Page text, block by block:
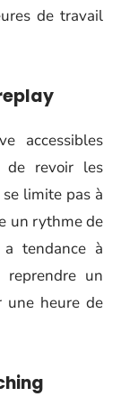
de travail
accessibles
de revoir les
limite pas à
un rythme de
tendance à
un
une heure de